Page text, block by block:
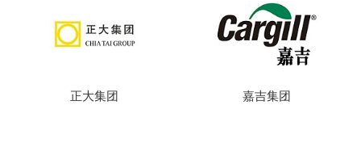
正大集团 嘉吉集团